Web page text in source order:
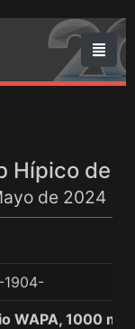
Hípico de
de 2024
-1904-
WAPA, 1000